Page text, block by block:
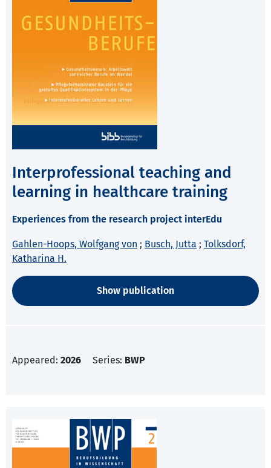
Interprofessional teaching and
learning in healthcare training
Experiences from the research project interEdu
Gahlen-Hoops, Wolfgang von ; Busch, Jutta ; Tolksdorf,
Katharina H.
Show publication
Appeared: 2026 Series: BWP